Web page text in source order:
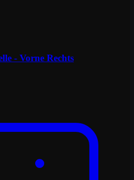
- Vorne Rechts